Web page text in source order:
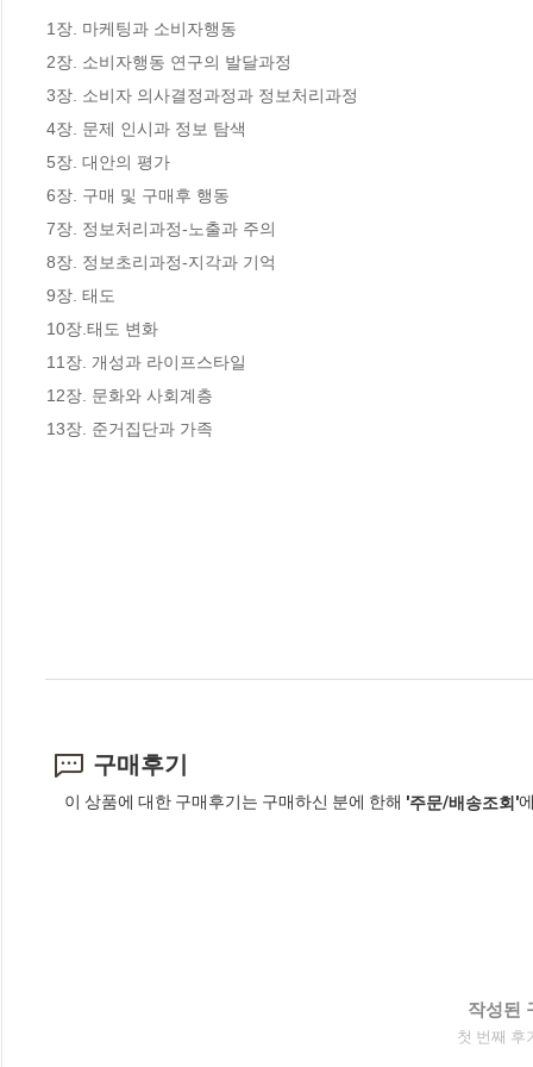
1장. 마케팅과 소비자행동
2장. 소비자행동 연구의 발달과정
3장. 소비자 의사결정과정과 정보처리과정
4장. 문제 인시과 정보 탐색
5장. 대안의 평가
6장. 구매 및 구매후 행동
7장. 정보처리과정-노출과 주의
8장. 정보초리과정-지각과 기억
9장. 태도
10장.태도 변화
11장. 개성과 라이프스타일
12장. 문화와 사회계층
13장. 준거집단과 가족
구매후기
이 상품에 대한 구매후기는 구매하신 분에 한해 '주문/배송조회'
작성된
첫 번째 후